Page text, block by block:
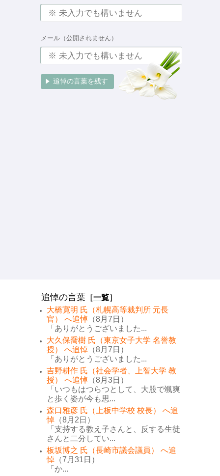
メール（公開されません）
追悼の言葉 ［一覧］
大橋寛明 氏（札幌高等裁判所 元長
官） へ追悼 （8月7日）
「ありがとうございました...
大久保喬樹 氏（東京女子大学 名誉教
授） へ追悼 （8月7日）
「ありがとうございました...
吉野耕作 氏（社会学者、上智大学 教
授） へ追悼 （8月3日）
「いつもはつらつとして、大股で颯爽
と歩く姿が今も思...
森口雅彦 氏（上板中学校 校長） へ追
悼 （8月2日）
「支持する教え子さんと、反する生徒
さんと二分してい...
板坂博之 氏（長崎市議会議員） へ追
悼 （7月31日）
「か...